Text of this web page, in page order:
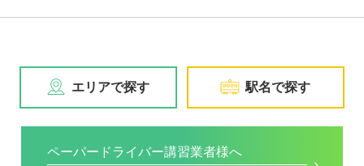
エリアで探す 駅名で探す
ペーパードライバー講習業者様へ